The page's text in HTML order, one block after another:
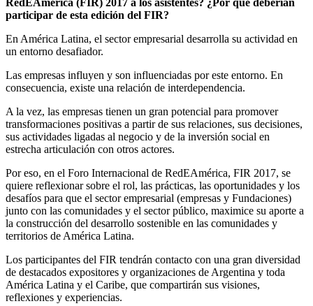
participar de esta edición del FIR?
En América Latina, el sector empresarial desarrolla su actividad en
un entorno desafiador.
Las empresas influyen y son influenciadas por este entorno. En
consecuencia, existe una relación de interdependencia.
A la vez, las empresas tienen un gran potencial para promover
transformaciones positivas a partir de sus relaciones, sus decisiones,
sus actividades ligadas al negocio y de la inversión social en
estrecha articulación con otros actores.
Por eso, en el Foro Internacional de RedEAmérica, FIR 2017, se
quiere reflexionar sobre el rol, las prácticas, las oportunidades y los
desafíos para que el sector empresarial (empresas y Fundaciones)
junto con las comunidades y el sector público, maximice su aporte a
la construcción del desarrollo sostenible en las comunidades y
territorios de América Latina.
Los participantes del FIR tendrán contacto con una gran diversidad
de destacados expositores y organizaciones de Argentina y toda
América Latina y el Caribe, que compartirán sus visiones,
reflexiones y experiencias.